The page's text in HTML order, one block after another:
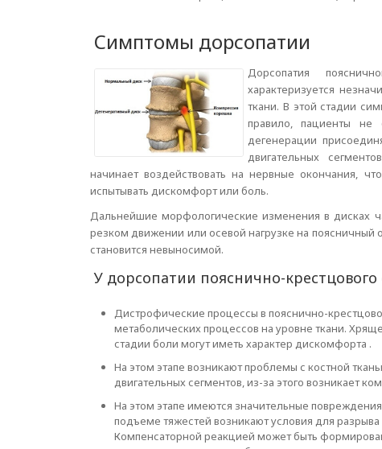
Симптомы дорсопатии
Дорсопатия
характеризуется
ткани. В этой стадии
правило, пациенты
дегенерации
двигательных
начинает воздействовать на нервные окончания,
испытывать дискомфорт или боль.
Дальнейшие морфологические изменения в дисках
резком движении или осевой нагрузке на
становится невыносимой.
У дорсопатии пояснично-крестцового
Дистрофические процессы в пояснично-
метаболических процессов на уровне ткани.
стадии боли могут иметь характер дискомфорта .
На этом этапе возникают проблемы с костной
двигательных сегментов, из-за этого возникает
На этом этапе имеются значительные
подъеме тяжестей возникают условия для
Компенсаторной реакцией может быть